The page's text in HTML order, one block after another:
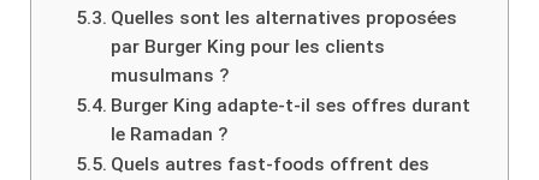
Quelles sont les alternatives proposées
par Burger King pour les clients
musulmans ?
Burger King adapte-t-il ses offres durant
le Ramadan ?
Quels autres fast-foods offrent des